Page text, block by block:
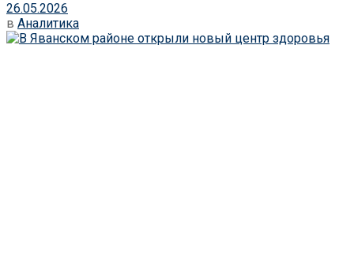
26.05.2026
в Аналитика